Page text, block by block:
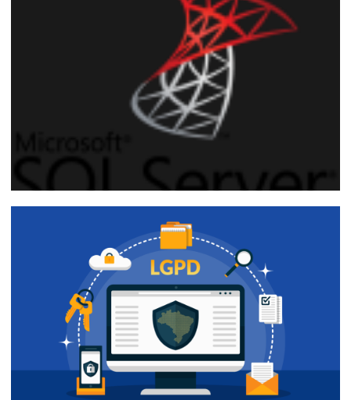
SQL Server 2016 - Cómo cifrar tus datos
usando Always Encrypted
13 min de lectura
SQL Server - Enmascaramiento de Datos
con Dynamic Data Masking (DDM)
3 de enero de 2018 10 min de lectura